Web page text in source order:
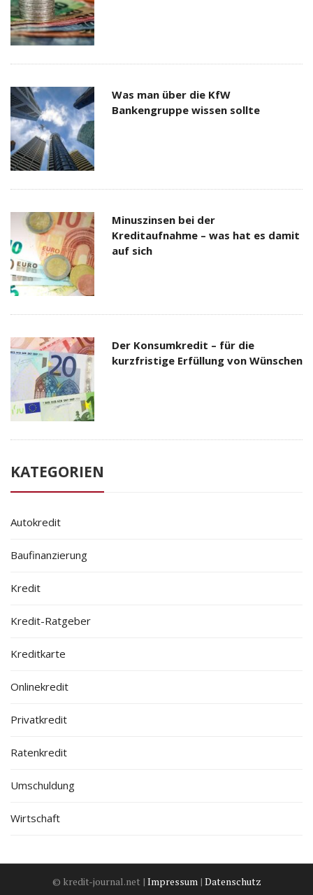
Was man über die KfW
Bankengruppe wissen sollte
Minuszinsen bei der
Kreditaufnahme – was hat es damit
auf sich
Der Konsumkredit – für die
kurzfristige Erfüllung von Wünschen
KATEGORIEN
Autokredit
Baufinanzierung
Kredit
Kredit-Ratgeber
Kreditkarte
Onlinekredit
Privatkredit
Ratenkredit
Umschuldung
Wirtschaft
© kredit-journal.net | Impressum| Datenschutz